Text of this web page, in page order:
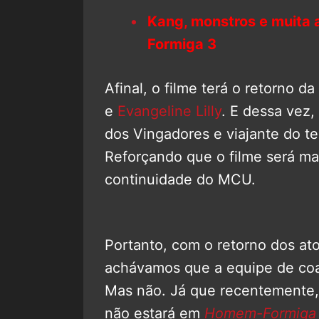
Kang, monstros e muita
Formiga 3
Afinal, o filme terá o retorno
e Evangeline Lilly. E dessa
dos Vingadores e viajante do
Reforçando que o filme será
continuidade do MCU.
Portanto, com o retorno dos
achávamos que a equipe de
Mas não. Já que
não estará em Homem-